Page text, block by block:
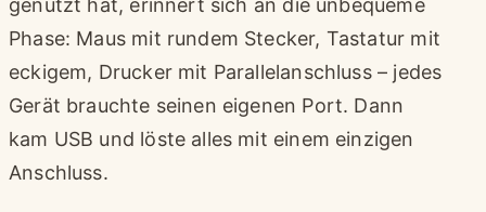
genutzt hat, erinnert sich an die unbequeme
Phase: Maus mit rundem Stecker, Tastatur mit
eckigem, Drucker mit Parallelanschluss – jedes
Gerät brauchte seinen eigenen Port. Dann
kam USB und löste alles mit einem einzigen
Anschluss.